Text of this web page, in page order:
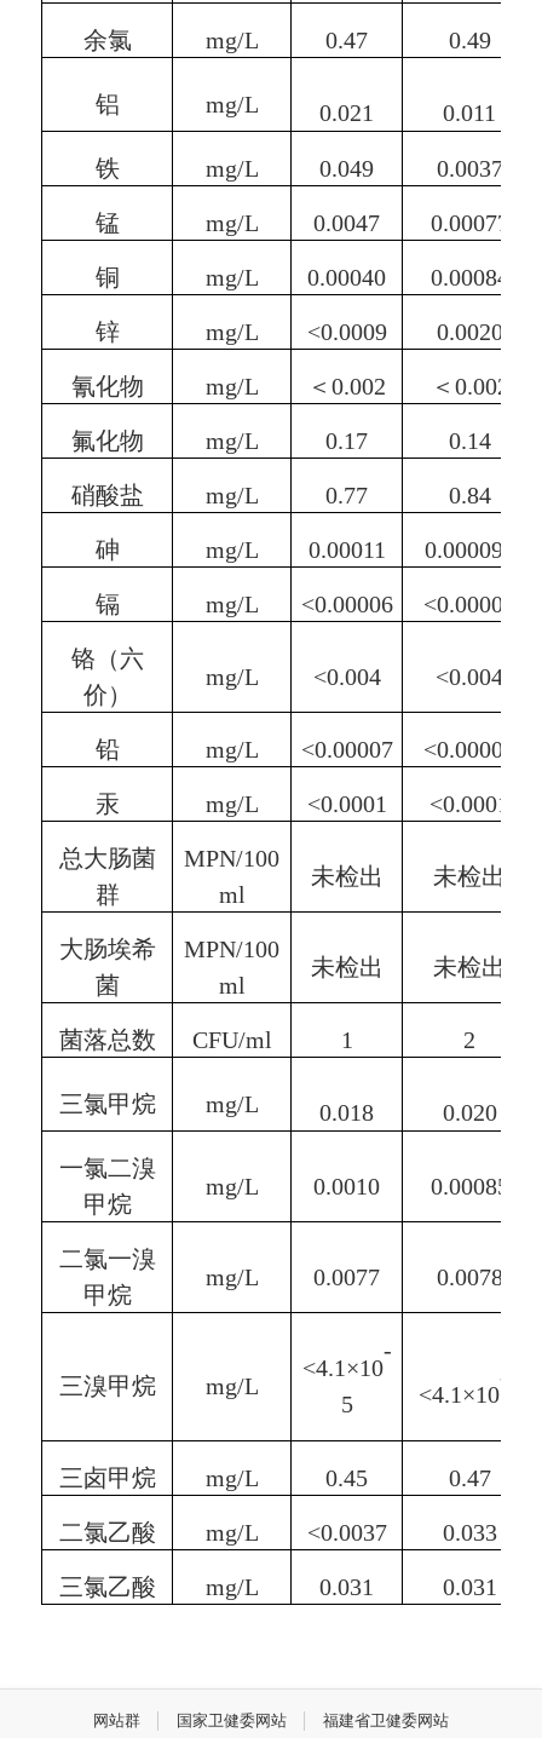
余氯 mg/L 0.47 0.49
铝 mg/L 0.021 0.011
铁 mg/L 0.049 0.0037
锰 mg/L 0.0047 0.00077
铜 mg/L 0.00040 0.00084
锌 mg/L <0.0009 0.0020
氰化物 mg/L ＜0.002 ＜ 0.002
氟化物 mg/L 0.17 0.14
硝酸盐 mg/L 0.77 0.84
砷 mg/L 0.00011 0.000094
镉 mg/L <0.00006 <0.00006
铬（六
价）
mg/L <0.004 <0.004
铅 mg/L <0.00007 <0.00007
汞 mg/L <0.0001 <0.0001
总大肠菌
群
MPN/100
ml
未检出 未检出
大肠埃希
菌
MPN/100
ml
未检出 未检出
菌落总数 CFU/ml 1 2
三氯甲烷 mg/L 0.018 0.020
一氯二溴
甲烷
mg/L 0.0010 0.00085
二氯一溴
甲烷
mg/L 0.0077 0.0078
三溴甲烷 mg/L
<4.1×10
-
5 <4.1×10
-5
三卤甲烷 mg/L 0.45 0.47
二氯乙酸 mg/L <0.0037 0.033
三氯乙酸 mg/L 0.031 0.031
网站群 国家卫健委网站 福建省卫健委网站